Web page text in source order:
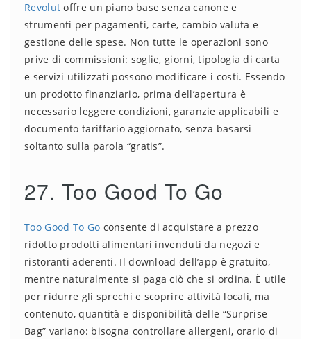
Revolut offre un piano base senza canone e
strumenti per pagamenti, carte, cambio valuta e
gestione delle spese. Non tutte le operazioni sono
prive di commissioni: soglie, giorni, tipologia di carta
e servizi utilizzati possono modificare i costi. Essendo
un prodotto finanziario, prima dell’apertura è
necessario leggere condizioni, garanzie applicabili e
documento tariffario aggiornato, senza basarsi
soltanto sulla parola “gratis”.
27. Too Good To Go
Too Good To Go consente di acquistare a prezzo
ridotto prodotti alimentari invenduti da negozi e
ristoranti aderenti. Il download dell’app è gratuito,
mentre naturalmente si paga ciò che si ordina. È utile
per ridurre gli sprechi e scoprire attività locali, ma
contenuto, quantità e disponibilità delle “Surprise
Bag” variano: bisogna controllare allergeni, orario di